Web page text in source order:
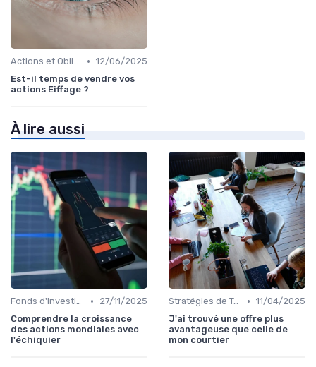
Actions et Obligations • 12/06/2025
Est-il temps de vendre vos
actions Eiffage ?
À lire aussi
Fonds d'Investissement et ETF •
27/11/2025
Comprendre la croissance
des actions mondiales avec
l'échiquier
Stratégies de Trading • 11/04/2025
J'ai trouvé une offre plus
avantageuse que celle de
mon courtier